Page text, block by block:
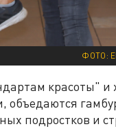
ФОТО:
красоты" и
объедаются
подростков и